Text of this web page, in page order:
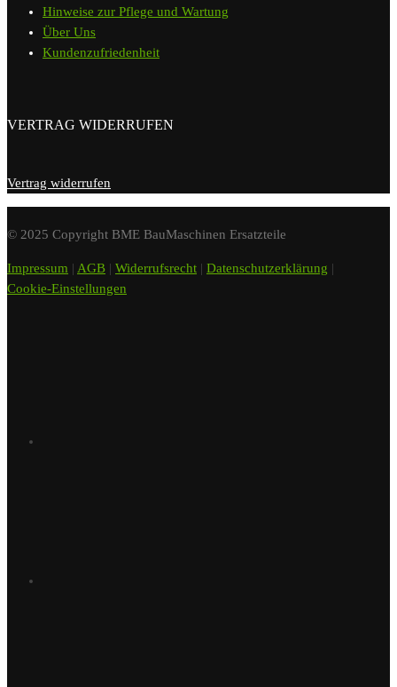
Hinweise zur Pflege und Wartung
Über Uns
Kundenzufriedenheit
VERTRAG WIDERRUFEN
Vertrag widerrufen
© 2025 Copyright BME BauMaschinen Ersatzteile
Impressum | AGB | Widerrufsrecht | Datenschutzerklärung |
Cookie-Einstellungen